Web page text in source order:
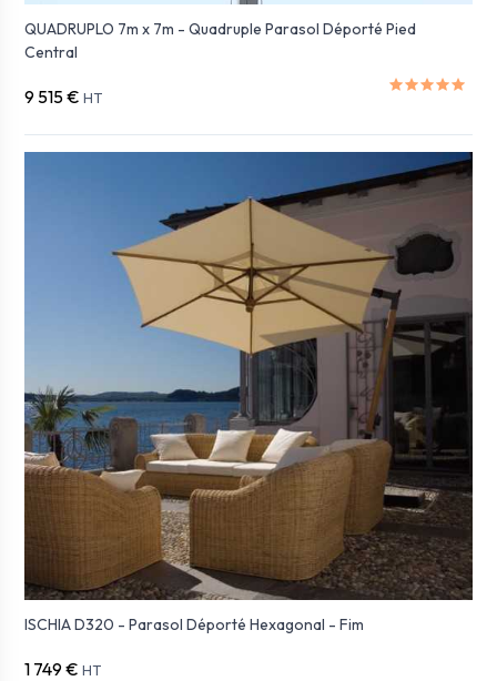
QUADRUPLO 7m x 7m - Quadruple Parasol Déporté Pied
Central
9 515 € HT
ISCHIA D320 - Parasol Déporté Hexagonal - Fim
1 749 € HT